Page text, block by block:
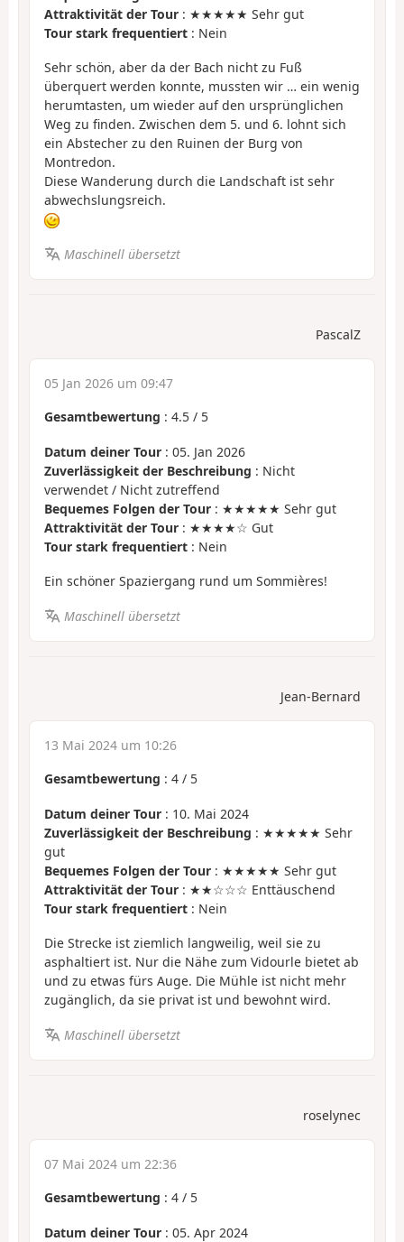
Attraktivität der Tour : ★★★★★ Sehr gut
Tour stark frequentiert : Nein
Sehr schön, aber da der Bach nicht zu Fuß
überquert werden konnte, mussten wir … ein wenig
herumtasten, um wieder auf den ursprünglichen
Weg zu finden. Zwischen dem 5. und 6. lohnt sich
ein Abstecher zu den Ruinen der Burg von
Montredon.
Diese Wanderung durch die Landschaft ist sehr
abwechslungsreich.
Maschinell übersetzt
PascalZ
05 Jan 2026 um 09:47
Gesamtbewertung : 4.5 / 5
Datum deiner Tour : 05. Jan 2026
Zuverlässigkeit der Beschreibung : Nicht
verwendet / Nicht zutreffend
Bequemes Folgen der Tour : ★★★★★ Sehr gut
Attraktivität der Tour : ★★★★☆ Gut
Tour stark frequentiert : Nein
Ein schöner Spaziergang rund um Sommières!
Maschinell übersetzt
Jean-Bernard
13 Mai 2024 um 10:26
Gesamtbewertung : 4 / 5
Datum deiner Tour : 10. Mai 2024
Zuverlässigkeit der Beschreibung : ★★★★★ Sehr
gut
Bequemes Folgen der Tour : ★★★★★ Sehr gut
Attraktivität der Tour : ★★☆☆☆ Enttäuschend
Tour stark frequentiert : Nein
Die Strecke ist ziemlich langweilig, weil sie zu
asphaltiert ist. Nur die Nähe zum Vidourle bietet ab
und zu etwas fürs Auge. Die Mühle ist nicht mehr
zugänglich, da sie privat ist und bewohnt wird.
Maschinell übersetzt
roselynec
07 Mai 2024 um 22:36
Gesamtbewertung : 4 / 5
Datum deiner Tour : 05. Apr 2024